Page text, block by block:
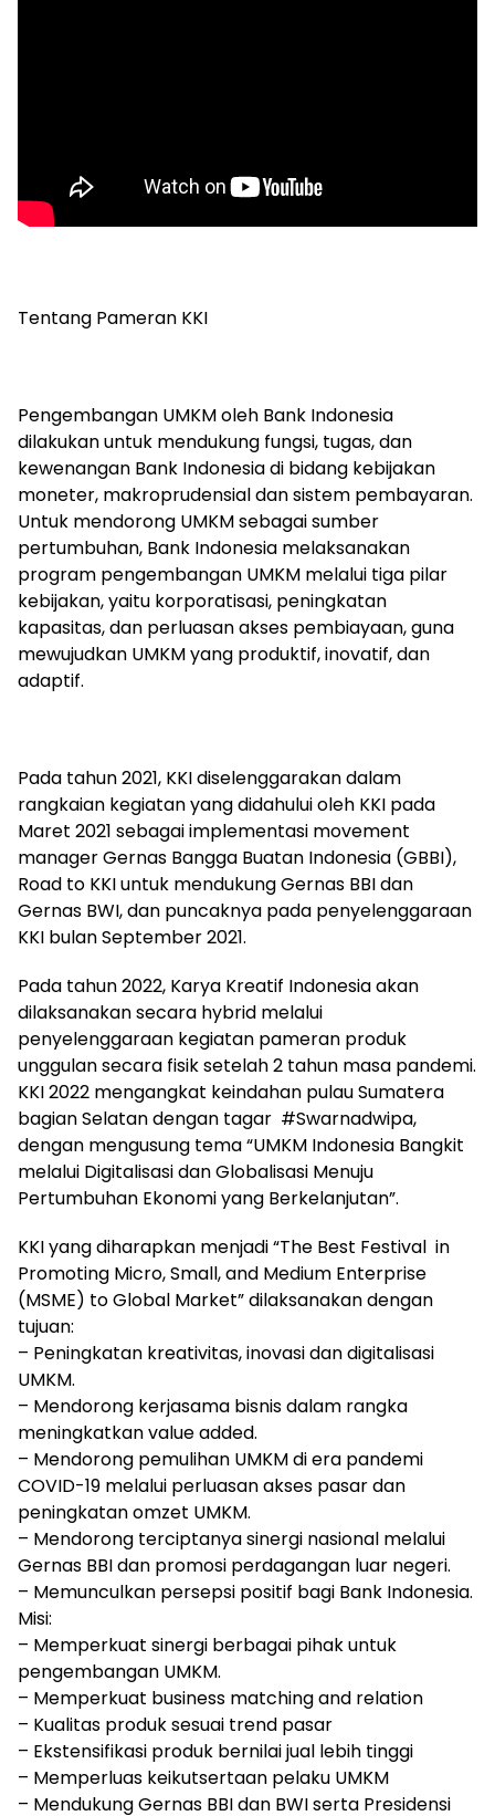
Tentang Pameran KKI
Pengembangan UMKM oleh Bank Indonesia
dilakukan untuk mendukung fungsi, tugas, dan
kewenangan Bank Indonesia di bidang kebijakan
moneter, makroprudensial dan sistem pembayaran.
Untuk mendorong UMKM sebagai sumber
pertumbuhan, Bank Indonesia melaksanakan
program pengembangan UMKM melalui tiga pilar
kebijakan, yaitu korporatisasi, peningkatan
kapasitas, dan perluasan akses pembiayaan, guna
mewujudkan UMKM yang produktif, inovatif, dan
adaptif.
Pada tahun 2021, KKI diselenggarakan dalam
rangkaian kegiatan yang didahului oleh KKI pada
Maret 2021 sebagai implementasi movement
manager Gernas Bangga Buatan Indonesia (GBBI),
Road to KKI untuk mendukung Gernas BBI dan
Gernas BWI, dan puncaknya pada penyelenggaraan
KKI bulan September 2021.
Pada tahun 2022, Karya Kreatif Indonesia akan
dilaksanakan secara hybrid melalui
penyelenggaraan kegiatan pameran produk
unggulan secara fisik setelah 2 tahun masa pandemi.
KKI 2022 mengangkat keindahan pulau Sumatera
bagian Selatan dengan tagar #Swarnadwipa,
dengan mengusung tema “UMKM Indonesia Bangkit
melalui Digitalisasi dan Globalisasi Menuju
Pertumbuhan Ekonomi yang Berkelanjutan”.
KKI yang diharapkan menjadi “The Best Festival in
Promoting Micro, Small, and Medium Enterprise
(MSME) to Global Market” dilaksanakan dengan
tujuan:
– Peningkatan kreativitas, inovasi dan digitalisasi
UMKM.
– Mendorong kerjasama bisnis dalam rangka
meningkatkan value added.
– Mendorong pemulihan UMKM di era pandemi
COVID-19 melalui perluasan akses pasar dan
peningkatan omzet UMKM.
– Mendorong terciptanya sinergi nasional melalui
Gernas BBI dan promosi perdagangan luar negeri.
– Memunculkan persepsi positif bagi Bank Indonesia.
Misi:
– Memperkuat sinergi berbagai pihak untuk
pengembangan UMKM.
– Memperkuat business matching and relation
– Kualitas produk sesuai trend pasar
– Ekstensifikasi produk bernilai jual lebih tinggi
– Memperluas keikutsertaan pelaku UMKM
– Mendukung Gernas BBI dan BWI serta Presidensi